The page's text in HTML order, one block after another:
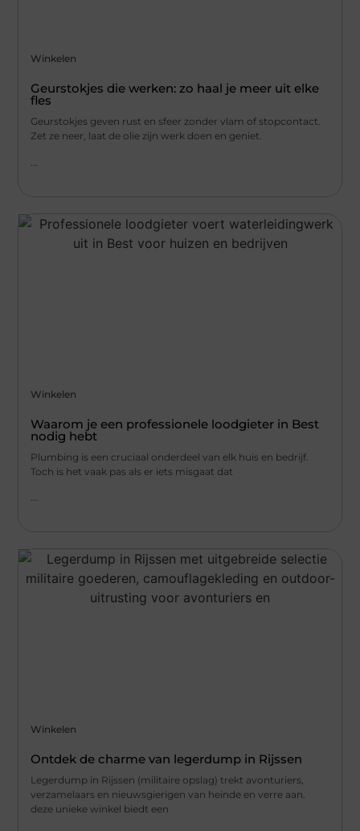
Winkelen
Geurstokjes die werken: zo haal je meer uit elke
fles
Geurstokjes geven rust en sfeer zonder vlam of stopcontact.
Zet ze neer, laat de olie zijn werk doen en geniet.
Winkelen
Waarom je een professionele loodgieter in Best
nodig hebt
Plumbing is een cruciaal onderdeel van elk huis en bedrijf.
Toch is het vaak pas als er iets misgaat dat
Winkelen
Ontdek de charme van legerdump in Rijssen
Legerdump in Rijssen (militaire opslag) trekt avonturiers,
verzamelaars en nieuwsgierigen van heinde en verre aan.
deze unieke winkel biedt een